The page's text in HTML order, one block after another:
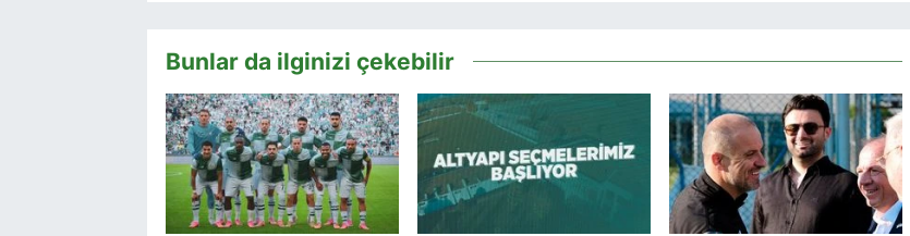
Bunlar da ilginizi çekebilir